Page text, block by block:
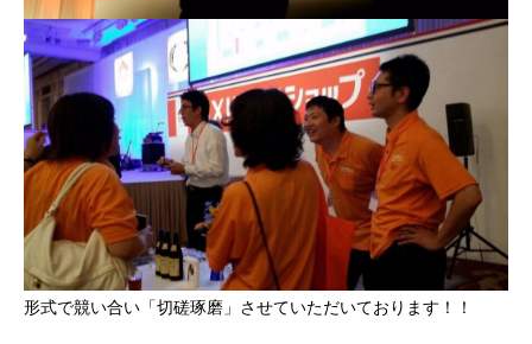
形式で競い合い「切磋琢磨」させていただいております！！